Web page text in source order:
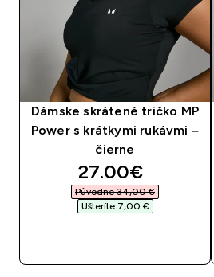
Dámske skrátené tričko MP
Power s krátkymi rukávmi –
čierne
discounted price
27.00€‎
Původne 34,00 €‎
Ušteríte 7,00 €‎